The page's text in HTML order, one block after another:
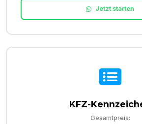
Jetzt starten
KFZ-
Gesamtpreis: